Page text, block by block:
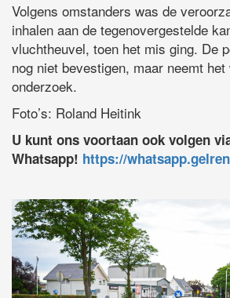
Volgens omstanders was de
inhalen aan de tegenovergestelde
vluchtheuvel, toen het mis ging. De
nog niet bevestigen, maar neemt
onderzoek.
Foto’s: Roland Heitink
U kunt ons voortaan ook volgen
Whatsapp! https://